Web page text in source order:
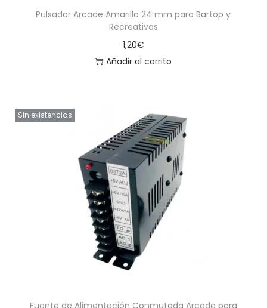
Pulsador Arcade Amarillo 24 mm para Bartop y
Recreativas
1,20€
Añadir al carrito
Sin existencias
Fuente de Alimentación Conmutada Arcade para